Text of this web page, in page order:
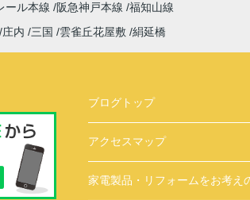
ール本線 阪急神戸本線 福知山線
庄内 三国 雲雀丘花屋敷 絹延橋
ブログトップ
アクセスマップ
家電製品・リフォームをお考え